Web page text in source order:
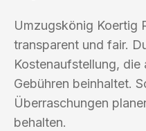
Umzugskönig Koertig
transparent und fair.
Kostenaufstellung, die
Gebühren beinhaltet.
Überraschungen
behalten.